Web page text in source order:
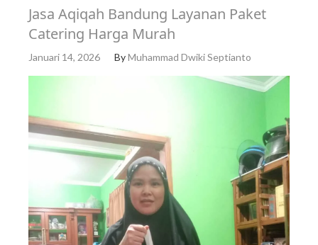
Jasa Aqiqah Bandung Layanan Paket
Catering Harga Murah
Januari 14, 2026 ByMuhammad Dwiki Septianto